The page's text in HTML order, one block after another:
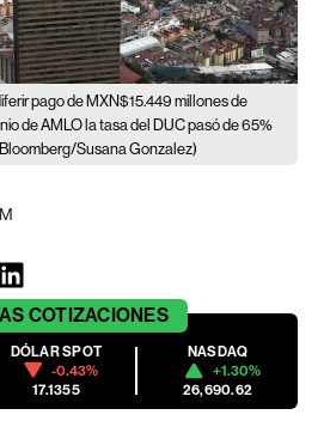
pago de MXN$15.449 millones de
de AMLO la tasa del DUC pasó de 65%
Susana Gonzalez)
COTIZACIONES
DÓLAR SPOT
-0.43%
17.1355
NASDAQ
+1.30%
26,690.62